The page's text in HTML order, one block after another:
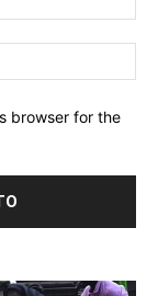
browser for the